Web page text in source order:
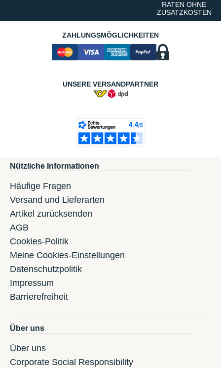
RATEN OHNE
ZUSATZKOSTEN
ZAHLUNGSMÖGLICHKEITEN
UNSERE VERSANDPARTNER
Nützliche Informationen
Häufige Fragen
Versand und Lieferarten
Artikel zurücksenden
AGB
Cookies-Politik
Meine Cookies-Einstellungen
Datenschutzpolitik
Impressum
Barrierefreiheit
Über uns
Über uns
Corporate Social Responsibility